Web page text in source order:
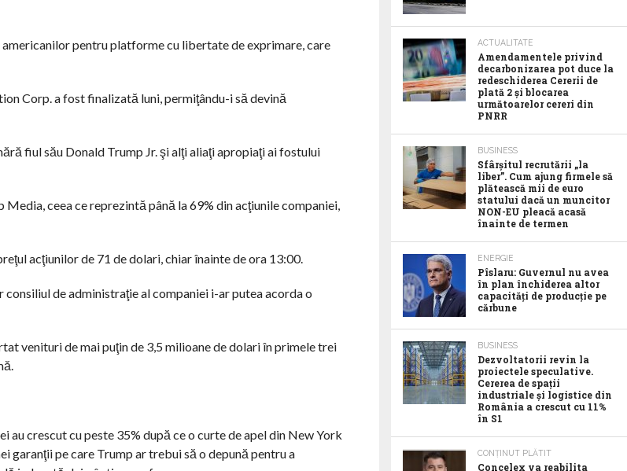
pentru platforme cu libertate de exprimare, care
Corp. a fost finalizată luni, permiţându-i să devină
fiul său Donald Trump Jr. şi alţi aliaţi apropiaţi ai fostului
ceea ce reprezintă până la 69% din acţiunile companiei,
acţiunilor de 71 de dolari, chiar înainte de ora 13:00.
de administraţie al companiei i-ar putea acorda o
venituri de mai puţin de 3,5 milioane de dolari în primele trei
crescut cu peste 35% după ce o curte de apel din New York
garanţii pe care Trump ar trebui să o depună pentru a
ACTUALITATE
Amendamentele privind
decarbonizarea pot duce la
redeschiderea Cererii de
plată 2 și blocarea
următoarelor cereri din
PNRR
BUSINESS
Sfârșitul recrutării „la
liber”. Cum ajung firmele să
plătească mii de euro
statului dacă un muncitor
NON-EU pleacă acasă
înainte de termen
ENERGIE
Pîslaru: Guvernul nu avea
în plan închiderea altor
capacități de producție pe
cărbune
BUSINESS
Dezvoltatorii revin la
proiectele speculative.
Cererea de spații
industriale și logistice din
România a crescut cu 11%
în S1
CONȚINUT PLĂTIT
Concelex va reabilita